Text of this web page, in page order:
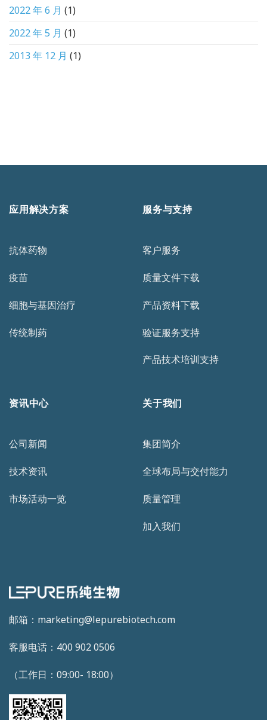
2022 年 6 月 (1)
2022 年 5 月 (1)
2013 年 12 月 (1)
邮箱：marketing@lepurebiotech.com
客服电话：400 902 0506
（工作日：09:00- 18:00）
应用解决方案
抗体药物
疫苗
细胞与基因治疗
传统制药
服务与支持
客户服务
质量文件下载
产品资料下载
验证服务支持
产品技术培训支持
资讯中心
公司新闻
技术资讯
市场活动一览
关于我们
集团简介
全球布局与交付能力
质量管理
加入我们